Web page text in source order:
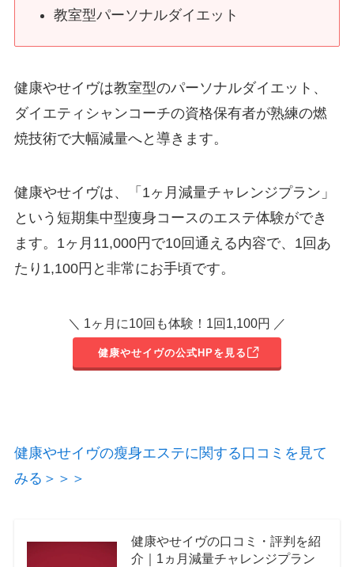
教室型パーソナルダイエット
健康やせイヴは教室型のパーソナルダイエット、
ダイエティシャンコーチの資格保有者が熟練の燃
焼技術で大幅減量へと導きます。
健康やせイヴは、「1ヶ月減量チャレンジプラン」
という短期集中型痩身コースのエステ体験ができ
ます。1ヶ月11,000円で10回通える内容で、1回あ
たり1,100円と非常にお手頃です。
＼ 1ヶ月に10回も体験！1回1,100円 ／
健康やせイヴの公式HPを見る
健康やせイヴの瘦身エステに関する口コミを見て
みる＞＞＞
健康やせイヴの口コミ・評判を紹
介｜1ヵ月減量チャレンジプラン